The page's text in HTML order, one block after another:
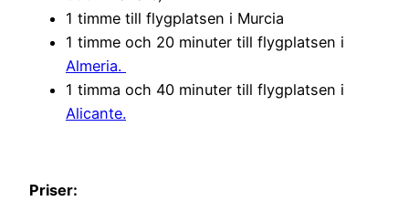
1 timme till flygplatsen i Murcia
1 timme och 20 minuter till flygplatsen i
Almeria.
1 timma och 40 minuter till flygplatsen i
Alicante.
Priser: